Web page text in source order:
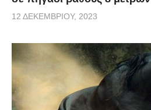
12 ΔΕΚΕΜΒΡΊΟΥ, 2023